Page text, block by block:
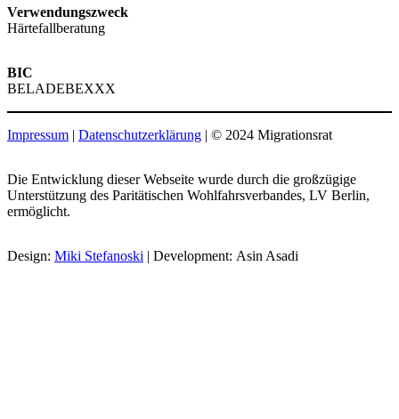
Verwendungszweck
Härtefallberatung
BIC
BELADEBEXXX
Impressum | Datenschutzerklärung | © 2024 Migrationsrat
Die Entwicklung dieser Webseite wurde durch die großzügige
Unterstützung des Paritätischen Wohlfahrsverbandes, LV Berlin,
ermöglicht.
Design: Miki Stefanoski | Development: Asin Asadi